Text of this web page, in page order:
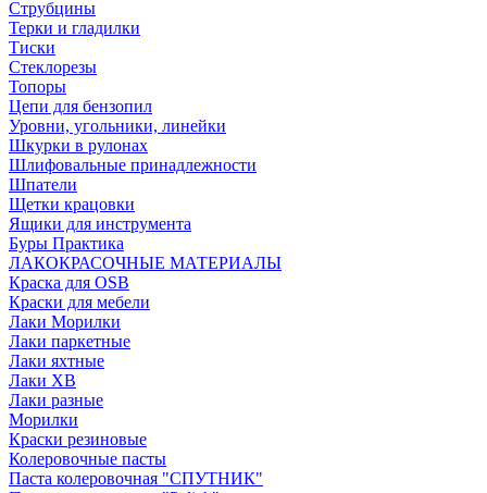
Струбцины
Терки и гладилки
Тиски
Стеклорезы
Топоры
Цепи для бензопил
Уровни, угольники, линейки
Шкурки в рулонах
Шлифовальные принадлежности
Шпатели
Щетки крацовки
Ящики для инструмента
Буры Практика
ЛАКОКРАСОЧНЫЕ МАТЕРИАЛЫ
Краска для OSB
Краски для мебели
Лаки Морилки
Лаки паркетные
Лаки яхтные
Лаки ХВ
Лаки разные
Морилки
Краски резиновые
Колеровочные пасты
Паста колеровочная "СПУТНИК"